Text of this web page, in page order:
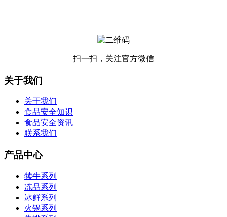
扫一扫，关注官方微信
关于我们
关于我们
食品安全知识
食品安全资讯
联系我们
产品中心
犊牛系列
冻品系列
冰鲜系列
火锅系列